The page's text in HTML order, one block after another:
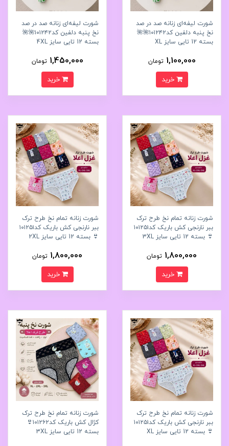
شورت لیفه‌ای زنانه صد در صد
نخ پنبه دلفین کد۱۰۱۲۴۲🌺🌺
بسته 12 تایی سایز XL
1,100,000 تومان
خرید
شورت لیفه‌ای زنانه صد در صد
نخ پنبه دلفین کد۱۰۱۲۴۲🌺🌺
بسته 12 تایی سایز 4XL
1,450,000 تومان
خرید
شورت زنانه تمام نخ طرح ترک
ببر نارنجی کش باریک کد۱۰۱۲۵۱
👙 بسته 12 تایی سایز 3XL
1,800,000 تومان
خرید
شورت زنانه تمام نخ طرح ترک
ببر نارنجی کش باریک کد۱۰۱۲۵۱
👙 بسته 12 تایی سایز 2XL
1,800,000 تومان
خرید
شورت زنانه تمام نخ طرح ترک
ببر نارنجی کش باریک کد۱۰۱۲۵۱
👙 بسته 12 تایی سایز XL
شورت زنانه تمام نخ طرح ترک
کژال کش باریک کد۱۰۱۲۶۲👙
بسته 12 تایی سایز 3XL